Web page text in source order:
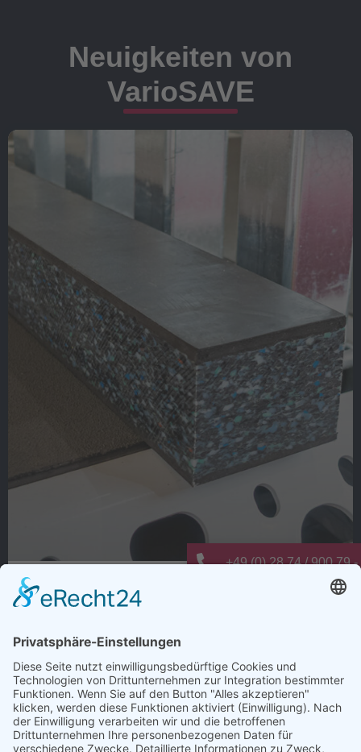
Neuigkeiten von
VarioSAVE
Warum dauert Ladungssicherung oft
länger als nötig?
Wie viele Arbeitsschritte entstehen bei der
Ladungssicherung nur deshalb, weil es schon immer so
gemacht wurde?
Anti-Rutsch-Matten zuschneiden, positionieren,
kontrollieren und regelmäßig ersetzen. Jeder einzelne
Schritt kostet Zeit. Bei mehreren Verladungen pro Tag
+49 (0) 28 74 / 900 79 -